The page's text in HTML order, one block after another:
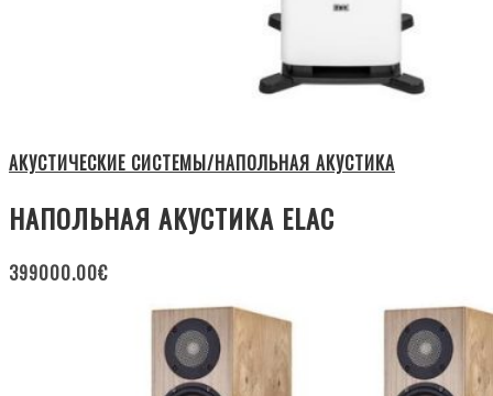
АКУСТИЧЕСКИЕ СИСТЕМЫ/НАПОЛЬНАЯ АКУСТИКА
НАПОЛЬНАЯ АКУСТИКА ELAC
399000.00€